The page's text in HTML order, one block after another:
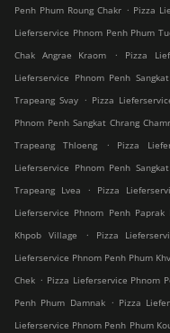
Penh Phum Roung Chakr . Pizza
Lieferservice Phnom Penh Phum
Chak Angrae Kraom
. Pizza
Lieferservice Phnom Penh
Trapeang Svay . Pizza
Phnom Penh Sangkat Chrang
Trapeang Thloeng
. Pizza
Lieferservice Phnom Penh
Trapeang Lvea
. Pizza
Lieferservice Phnom Penh Paprak
Khpob Village
. Pizza
Lieferservice Phnom Penh Phum
Chek . Pizza Lieferservice Phnom
Penh Phum Damnak
. Pizza
Lieferservice Phnom Penh Phum